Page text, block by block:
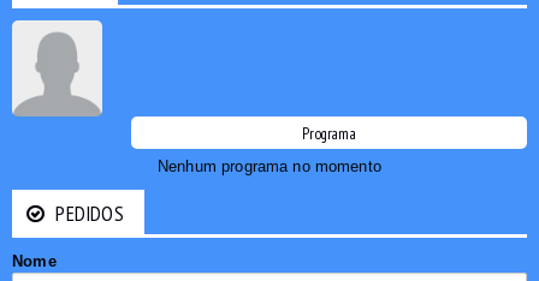
Programa
Nenhum programa no momento
PEDIDOS
Nome